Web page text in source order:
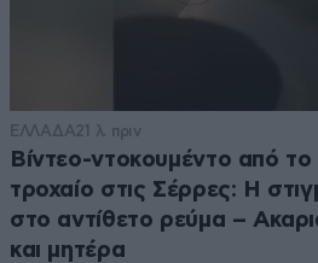
ΕΛΛΑΔΑ21 λ. πριν
Βίντεο-ντοκουμέντο από
τροχαίο στις Σέρρες: Η
στο αντίθετο ρεύμα –
και μητέρα